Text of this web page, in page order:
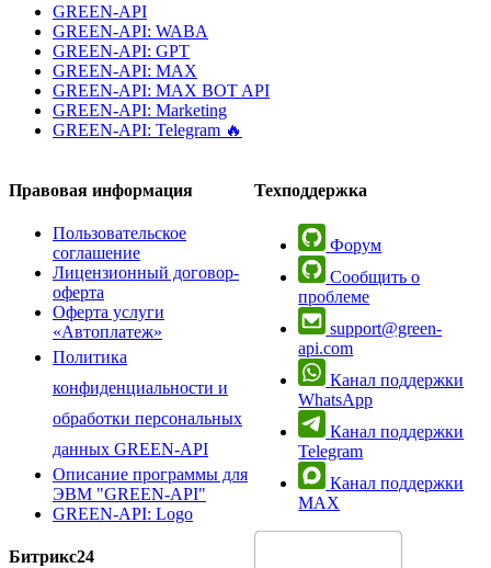
GREEN-API
GREEN-API: WABA
GREEN-API: GPT
GREEN-API: MAX
GREEN-API: MAX BOT API
GREEN-API: Marketing
GREEN-API: Telegram 🔥
Правовая информация
Пользовательское
соглашение
Лицензионный договор-
оферта
Оферта услуги
«Автоплатеж»
Политика
конфиденциальности и
обработки персональных
данных GREEN-API
Описание программы для
ЭВМ "GREEN-API"
GREEN-API: Logo
Битрикс24
Техподдержка
Форум
Сообщить о
проблеме
support@green-
api.com
Канал поддержки
WhatsApp
Канал поддержки
Telegram
Канал поддержки
MAX